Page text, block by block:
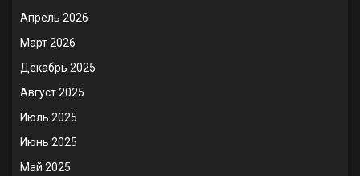
Апрель 2026
Март 2026
Декабрь 2025
Август 2025
Июль 2025
Июнь 2025
Май 2025